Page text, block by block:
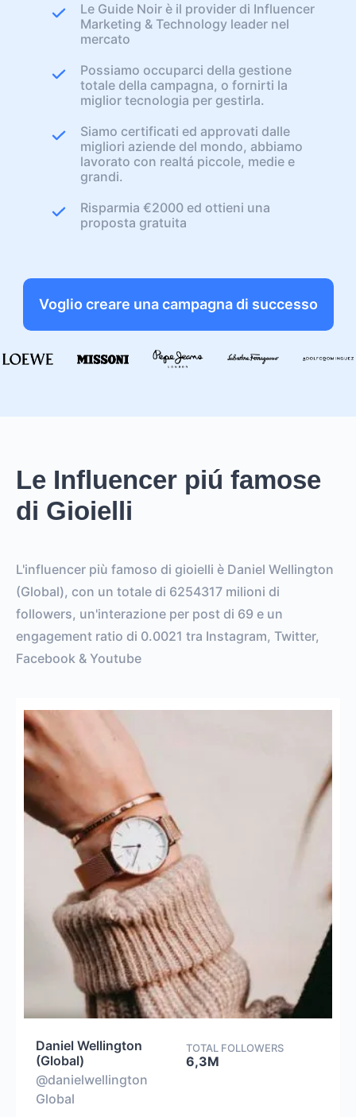
Le Guide Noir è il provider di Influencer
Marketing & Technology leader nel
mercato
Possiamo occuparci della gestione
totale della campagna, o fornirti la
miglior tecnologia per gestirla.
Siamo certificati ed approvati dalle
migliori aziende del mondo, abbiamo
lavorato con realtá piccole, medie e
grandi.
Risparmia €2000 ed ottieni una
proposta gratuita
Voglio creare una campagna di successo
Le Influencer piú famose
di Gioielli
L'influencer più famoso di gioielli è Daniel Wellington
(Global), con un totale di 6254317 milioni di
followers, un'interazione per post di 69 e un
engagement ratio di 0.0021 tra Instagram, Twitter,
Facebook & Youtube
Daniel Wellington
(Global)
@danielwellington
Global
TOTAL FOLLOWERS
6,3M